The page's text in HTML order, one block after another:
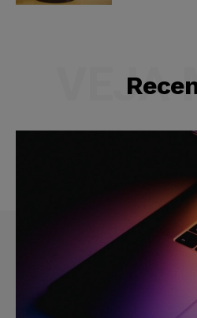
VEJA